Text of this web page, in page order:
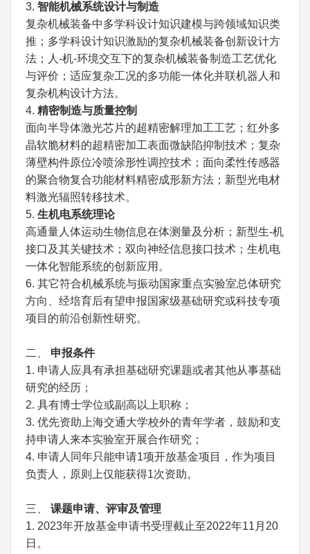
3. 智能机械系统设计与制造
复杂机械装备中多学科设计知识建模与跨领域知识类
推；多学科设计知识激励的复杂机械装备创新设计方
法；人-机-环境交互下的复杂机械装备制造工艺优化
与评价；适应复杂工况的多功能一体化并联机器人和
复杂机构设计方法。
4. 精密制造与质量控制
面向半导体激光芯片的超精密解理加工工艺；红外多
晶软脆材料的超精密加工表面微缺陷抑制技术；复杂
薄壁构件原位冷喷涂形性调控技术；面向柔性传感器
的聚合物复合功能材料精密成形新方法；新型光电材
料激光辐照转移技术。
5. 生机电系统理论
高通量人体运动生物信息在体测量及分析；新型生-机
接口及其关键技术；双向神经信息接口技术；生机电
一体化智能系统的创新应用。
6. 其它符合机械系统与振动国家重点实验室总体研究
方向、经培育后有望申报国家级基础研究或科技专项
项目的前沿创新性研究。
二、 申报条件
1. 申请人应具有承担基础研究课题或者其他从事基础
研究的经历；
2. 具有博士学位或副高以上职称；
3. 优先资助上海交通大学校外的青年学者，鼓励和支
持申请人来本实验室开展合作研究；
4. 申请人同年只能申请1项开放基金项目，作为项目
负责人，原则上仅能获得1次资助。
三、 课题申请、评审及管理
1. 2023年开放基金申请书受理截止至2022年11月20
日。